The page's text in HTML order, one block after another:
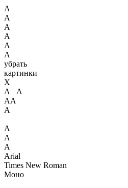
А
А
А
А
А
А
убрать
картинки
X
А А
АА
А
А
А
А
Arial
Times New Roman
Моно